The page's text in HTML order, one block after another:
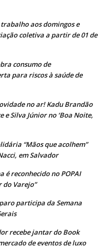
aos domingos e
coletiva a partir de 01 de
consumo de
para riscos à saúde de
no ar! Kadu Brandão
e Silva Júnior no ‘Boa Noite,
“Mãos que acolhem”
em Salvador
é reconhecido no POPAI
do Varejo”
participa da Semana
recebe jantar do Book
de eventos de luxo